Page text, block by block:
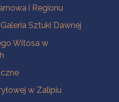
i Regionu
Sztuki Dawnej
Witosa w
w Zalipiu